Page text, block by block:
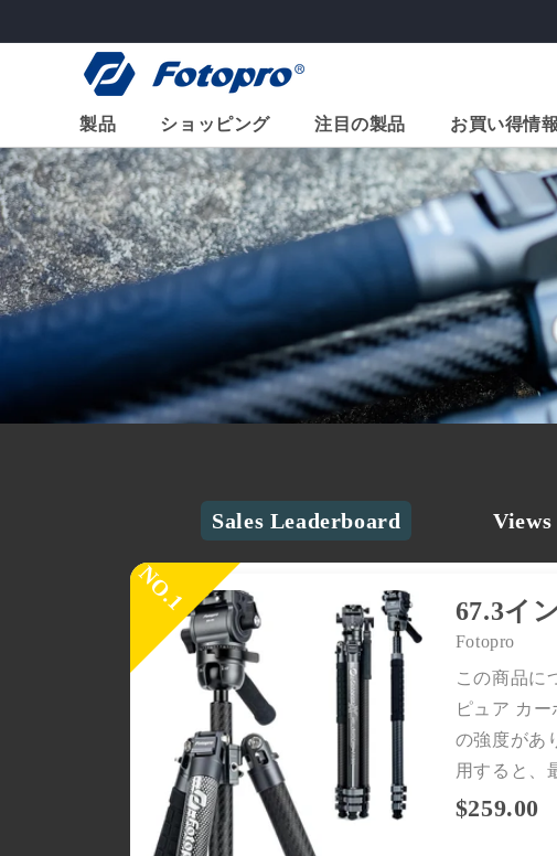
進む
製品 ショッピング 注目の製品 お買い得情報
X-GO
>
X-エアクロス
X-エアフライ
ハイエンドシリーズ
フレキシブル/ミニ
アクセサリー
2-in-1 水平三脚 (68
インチ、アルミニウ
ム)
プロ仕様三脚
デスクトップ三脚
ボールヘッド
流体ヘッド
ギアヘッド
ジンバルヘッド
登山
ビジ
室内
商品
アウ
フィ
Sales Leaderboard
67.3イ
Fotopro
この商品に
ピュア カ
の強度があ
用すると、
$259.00